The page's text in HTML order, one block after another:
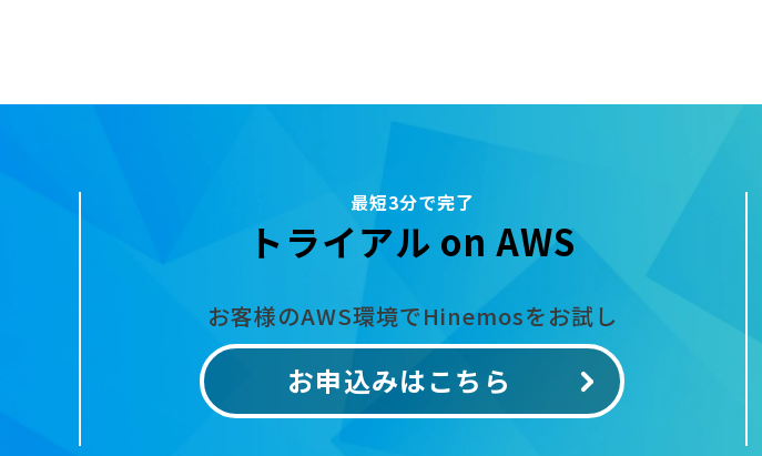
最短3分で完了
トライアル on AWS
お客様のAWS環境でHinemosをお試し
お申込みはこちら